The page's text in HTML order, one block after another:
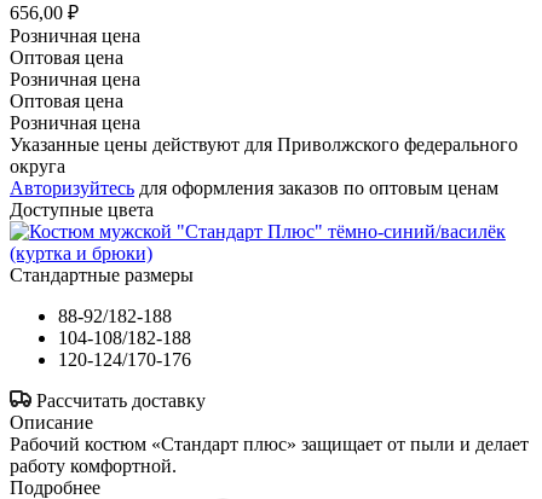
656,00 ₽
Розничная цена
Оптовая цена
Розничная цена
Оптовая цена
Розничная цена
Указанные цены действуют для Приволжского федерального
округа
Авторизуйтесь для оформления заказов по оптовым ценам
Доступные цвета
Стандартные размеры
88-92/182-188
104-108/182-188
120-124/170-176
Рассчитать доставку
Описание
Рабочий костюм «Стандарт плюс» защищает от пыли и делает
работу комфортной.
Подробнее